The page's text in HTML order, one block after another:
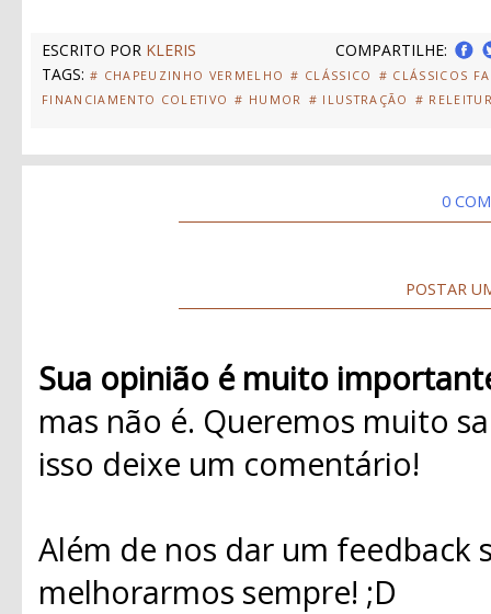
ESCRITO POR KLERIS
COMPARTILHE:
TAGS: # CHAPEUZINHO VERMELHO # CLÁSSICO
# CLÁSSICOS
FINANCIAMENTO COLETIVO # HUMOR # ILUSTRAÇÃO #
0
POSTAR
Sua opinião é muito
mas não é. Queremos muito
isso deixe um comentário!
Além de nos dar um
melhorarmos sempre! ;D